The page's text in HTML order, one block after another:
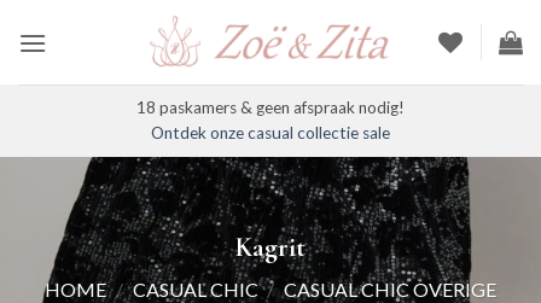
naar
18 paskamers & geen afspraak nodig!
Ontdek onze casual collectie sale
Kagrit
HOME / CASUAL CHIC / CASUAL CHIC OVERIGE